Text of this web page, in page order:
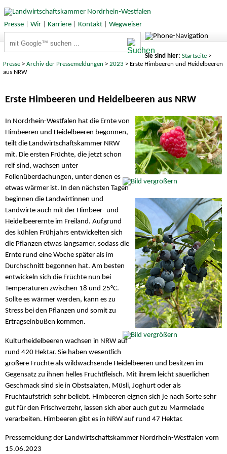
Presse| Wir| Karriere| Kontakt| Wegweiser
Sie sind hier: Startseite>
Presse >Archiv der Pressemeldungen > 2023 > Erste Himbeeren und Heidelbeeren
aus NRW
Erste Himbeeren und Heidelbeeren aus NRW
In Nordrhein-Westfalen hat die Ernte von
Himbeeren und Heidelbeeren begonnen,
teilt die Landwirtschaftskammer NRW
mit. Die ersten Früchte, die jetzt schon
reif sind, wachsen unter
Folienüberdachungen, unter denen es
etwas wärmer ist. In den nächsten Tagen
beginnen die Landwirtinnen und
Landwirte auch mit der Himbeer- und
Heidelbeerernte im Freiland. Aufgrund
des kühlen Frühjahrs entwickelten sich
die Pflanzen etwas langsamer, sodass die
Ernte rund eine Woche später als im
Durchschnitt begonnen hat. Am besten
entwickeln sich die Früchte nun bei
Temperaturen zwischen 18 und 25°C.
Sollte es wärmer werden, kann es zu
Stress bei den Pflanzen und somit zu
Ertragseinbußen kommen.
Kulturheidelbeeren wachsen in NRW auf
rund 420 Hektar. Sie haben wesentlich
größere Früchte als wildwachsende Heidelbeeren und besitzen im
Gegensatz zu ihnen helles Fruchtfleisch. Mit ihrem leicht säuerlichen
Geschmack sind sie in Obstsalaten, Müsli, Joghurt oder als
Fruchtaufstrich sehr beliebt. Himbeeren eignen sich je nach Sorte sehr
gut für den Frischverzehr, lassen sich aber auch gut zu Marmelade
verarbeiten. Himbeeren gibt es in NRW auf rund 47 Hektar.
Pressemeldung der Landwirtschaftskammer Nordrhein-Westfalen vom
15.06.2023